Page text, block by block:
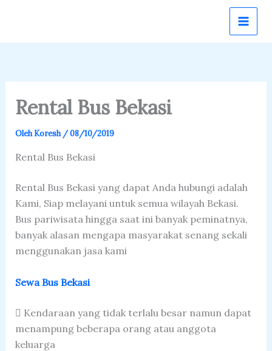
Rental Bus Bekasi
OlehKoresh /08/10/2019
Rental Bus Bekasi
Rental Bus Bekasi yang dapat Anda hubungi adalah
Kami, Siap melayani untuk semua wilayah Bekasi.
Bus pariwisata hingga saat ini banyak peminatnya,
banyak alasan mengapa masyarakat senang sekali
menggunakan jasa kami
Sewa Bus Bekasi
 Kendaraan yang tidak terlalu besar namun dapat
menampung beberapa orang atau anggota
keluarga